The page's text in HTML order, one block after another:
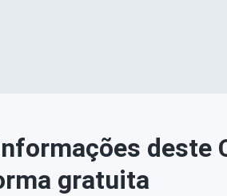
deste
gratuita